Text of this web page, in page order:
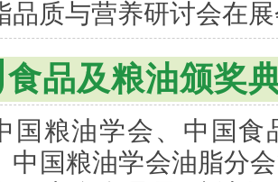
品质与营养研讨会在
食品及粮油颁奖
国粮油学会、中国食
中国粮油学会油脂分